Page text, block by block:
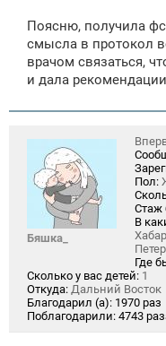
Поясню, получила
смысла в протокол
врачом связаться,
и дала
Бяшка_
Пол:
Стаж
В
Где
Сколько у вас детей: 1
Откуда: Дальний Восток
Благодарил (а): 1970 раз
Поблагодарили: 4743